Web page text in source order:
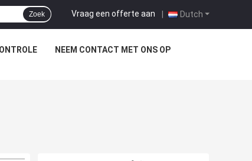
Dutch
Vraag een offerte aan |
Zoek
NEEM CONTACT MET ONS OP